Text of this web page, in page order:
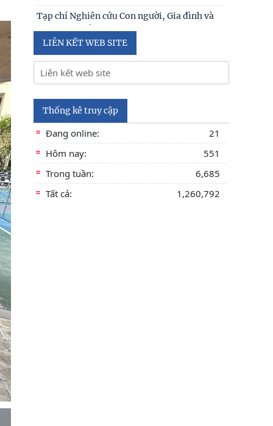
Hồng Hạnh
LIÊN KẾT WEB SITE
Thống kê truy cập
Đang online:
21
Hôm nay:
551
Trong tuần:
6,685
Tất cả:
1,260,792